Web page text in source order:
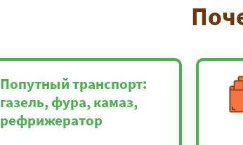
Попутный транспорт:
газель, фура, камаз,
рефрижератор